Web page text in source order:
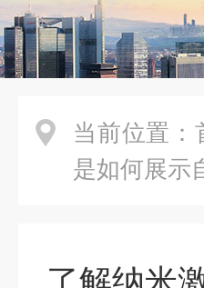
当前位置：
是如何展示